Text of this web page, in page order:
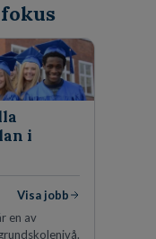
i
Visa jobb
en av